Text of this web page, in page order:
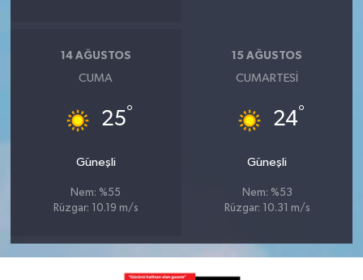
14 AĞUSTOS
CUMA
25°
Güneşli
Nem: %55
Rüzgar: 10.19 m/s
15 AĞUSTOS
CUMARTESI
24°
Güneşli
Nem: %53
Rüzgar: 10.31 m/s